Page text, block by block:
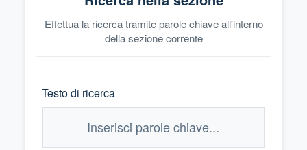
Effettua la ricerca tramite parole chiave all'interno
della sezione corrente
Testo di ricerca